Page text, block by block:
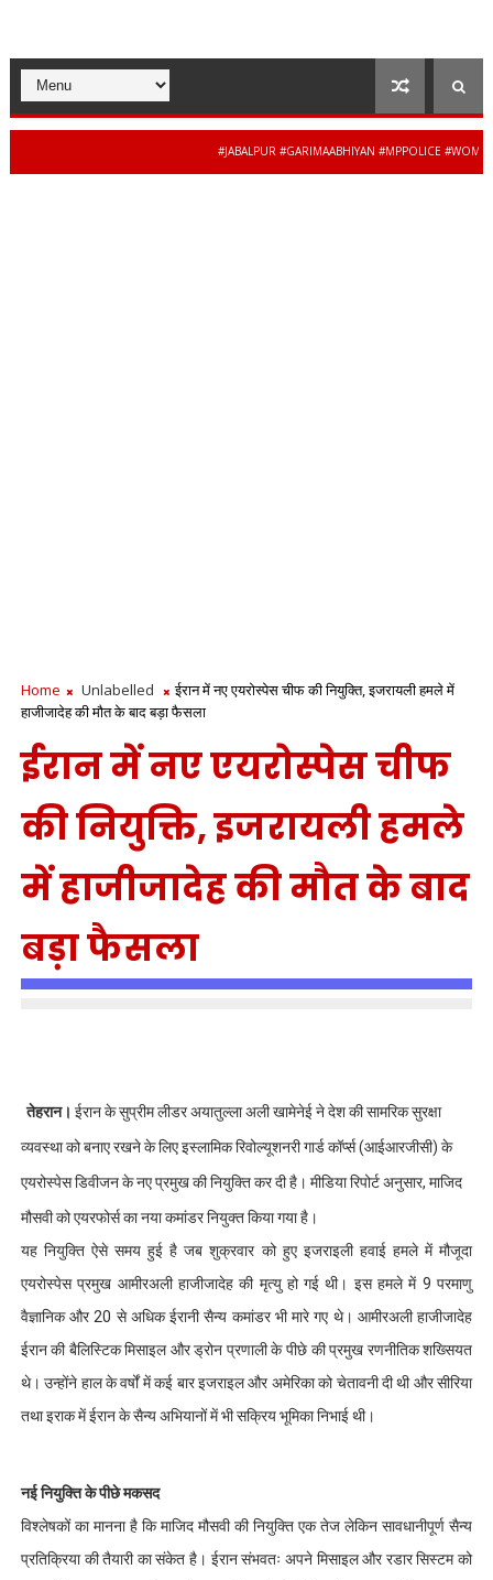
#JABALPUR #GARIMAABHIYAN #MPPOLICE
Home Unlabelled
ईरान में नए एयरोस्पेस चीफ की नियुक्ति, इजरायली हमले में
हाजीजादेह की मौत के बाद बड़ा फैसला
ईरान में नए एयरोस्पेस चीफ
की नियुक्ति, इजरायली हमले
में हाजीजादेह की मौत के बाद
बड़ा फैसला
तेहरान। ईरान के सुप्रीम लीडर अयातुल्ला अली खामेनेई ने देश की सामरिक सुरक्षा
व्यवस्था को बनाए रखने के लिए इस्लामिक रिवोल्यूशनरी गार्ड कॉर्प्स (आईआरजीसी) के
एयरोस्पेस डिवीजन के नए प्रमुख की नियुक्ति कर दी है। मीडिया रिपोर्ट अनुसार, माजिद
मौसवी को एयरफोर्स का नया कमांडर नियुक्त किया गया है।
यह नियुक्ति ऐसे समय हुई है जब शुक्रवार को हुए इजराइली हवाई हमले में मौजूदा
एयरोस्पेस प्रमुख आमीरअली हाजीजादेह की मृत्यु हो गई थी। इस हमले में 9 परमाणु
वैज्ञानिक और 20 से अधिक ईरानी सैन्य कमांडर भी मारे गए थे। आमीरअली हाजीजादेह
ईरान की बैलिस्टिक मिसाइल और ड्रोन प्रणाली के पीछे की प्रमुख रणनीतिक शख्सियत
थे। उन्होंने हाल के वर्षों में कई बार इजराइल और अमेरिका को चेतावनी दी थी और सीरिया
तथा इराक में ईरान के सैन्य अभियानों में भी सक्रिय भूमिका निभाई थी।
नई नियुक्ति के पीछे मकसद
विश्लेषकों का मानना है कि माजिद मौसवी की नियुक्ति एक तेज लेकिन सावधानीपूर्ण सैन्य
प्रतिक्रिया की तैयारी का संकेत है। ईरान संभवतः अपने मिसाइल और रडार सिस्टम को